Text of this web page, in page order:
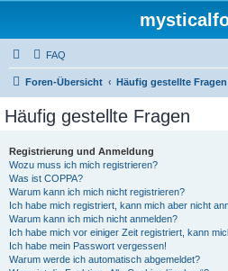
FAQ
Foren-Übersicht Häufig gestellte Fragen
Häufig gestellte Fragen
Registrierung und Anmeldung
Wozu muss ich mich registrieren?
Was ist COPPA?
Warum kann ich mich nicht registrieren?
Ich habe mich registriert, kann mich aber nicht
Warum kann ich mich nicht anmelden?
Ich habe mich vor einiger Zeit registriert, kann
Ich habe mein Passwort vergessen!
Warum werde ich automatisch abgemeldet?